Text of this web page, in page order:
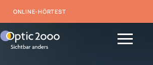
ONLINE-HÖRTEST
UNSERE DIENSTLEISTUNGEN